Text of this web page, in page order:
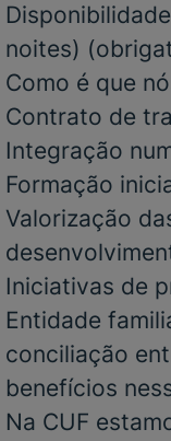
noites)
Como é que
Contrato de
Integração
Formação
Valorização
Iniciativas de
Entidade
conciliação
benefícios
Na CUF